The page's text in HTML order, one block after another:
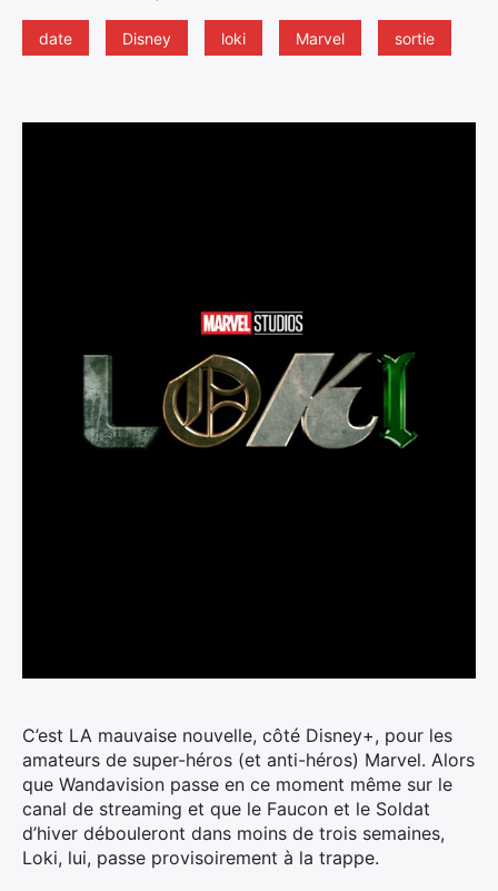
date Disney loki Marvel sortie
C’est LA mauvaise nouvelle, côté Disney+, pour les
amateurs de super-héros (et anti-héros) Marvel. Alors
que Wandavision passe en ce moment même sur le
canal de streaming et que le Faucon et le Soldat
d’hiver débouleront dans moins de trois semaines,
Loki, lui, passe provisoirement à la trappe.